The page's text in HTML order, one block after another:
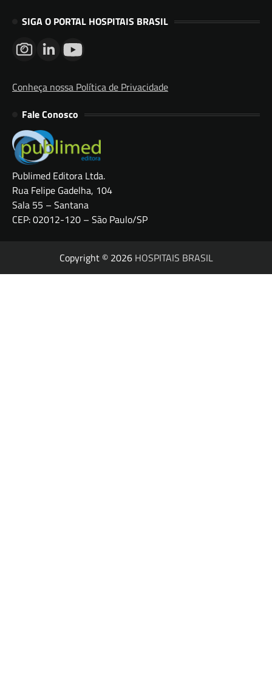
SIGA O PORTAL HOSPITAIS BRASIL
Conheça nossa Política de Privacidade
Fale Conosco
Publimed Editora Ltda.
Rua Felipe Gadelha, 104
Sala 55 – Santana
CEP: 02012-120 – São Paulo/SP
Copyright © 2026 HOSPITAIS BRASIL